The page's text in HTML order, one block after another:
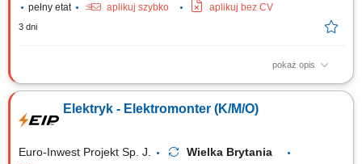
pełny etat
aplikuj szybko aplikuj bez CV
3 dni
pokaż opis
Budowa i instalacja tras kablowych. Montaż linii kablowych oraz osprzętu
Instalacja i podłączanie urządzeń sterowania i oświetlenia. Montaż i
okablowanie szaf i rozdzielnic sterowniczych.
Elektryk - Elektromonter (K/M/O)
Euro-Inwest Projekt Sp. J.
Wielka Brytania